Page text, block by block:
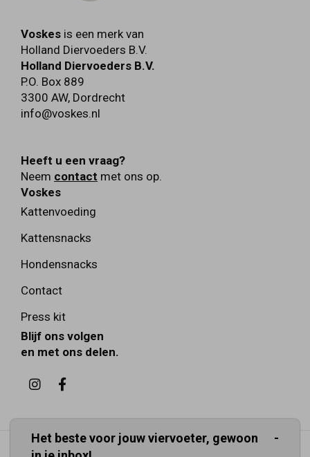
Voskes is een merk van
Holland Diervoeders B.V.
Holland Diervoeders B.V.
P.O. Box 889
3300 AW, Dordrecht
info@voskes.nl
Heeft u een vraag?
Neem contact met ons op.
Voskes
Kattenvoeding
Kattensnacks
Hondensnacks
Contact
Press kit
Blijf ons volgen
en met ons delen.
Het beste voor jouw viervoeter, gewoon